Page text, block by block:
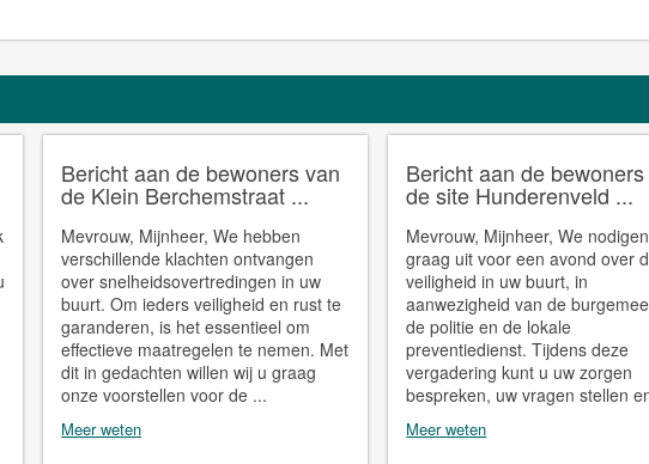
Bericht aan de bewoners van
de Klein Berchemstraat ...
Mevrouw, Mijnheer, We hebben
verschillende klachten ontvangen
over snelheidsovertredingen in uw
buurt. Om ieders veiligheid en rust te
garanderen, is het essentieel om
effectieve maatregelen te nemen. Met
dit in gedachten willen wij u graag
onze voorstellen voor de ...
Meer weten
Bericht aan de
de site Hunderenveld ...
Mevrouw, Mijnheer, We
graag uit voor een avond over
veiligheid in uw buurt, in
aanwezigheid van de
de politie en de lokale
preventiedienst. Tijdens deze
vergadering kunt u uw zorgen
bespreken, uw vragen stellen
Meer weten